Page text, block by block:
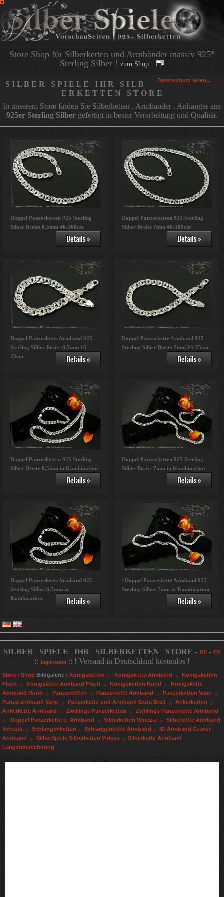
Store Shop für Silberketten und Armbänder massiv 925er
Sterling Silber ! zum Shop _
Datenschutz lesen...
S I L B E R S P I E L E I H R S I L B
E R K E T T E N S T O R E
In unserem Store finden Sie Silberketten . Armbänder . Anhänger aus
925er Sterling Silbergefertigt in bester Verarbeitung und Qualität.
Doppel Panzerketten 925 Sterling
Silber Breite 8,5mm 40-100cm
Doppel Panzerketten 925 Sterling
Silber Breite 7mm 40-100cm
Doppel Panzerkette Armband 925
Sterling Silber Breite 8,5mm 16-
25cm
Doppel Panzerkette Armband 925
Sterling Silber Breite 7mm 16-25cm
Doppel Panzerketten 925 Sterling
Silber Breite 8,5mm in Kombination
Doppel Panzerketten 925 Sterling
Silber Breite 7mm in Kombination
Doppel Panzerkette Armband 925
Sterling Silber 8,5mm in
Kombination
>Doppel Panzerkette Armband 925
Sterling Silber 7mm in Kombination
SILBER SPIELE IHR SILBERKETTEN STORE - DE- EN
:: Impressum:: ! Versand in Deutschland kostenlos !
Store / Shop Bildgalerie : Königsketten Königskette Armband
Königsketten
Flach
Königskette Armband Flach Königsketten Rund
Königskette
Armband Rund
Panzerketten Panzerkette Armband
Panzerketten Vario
Panzerarmband Vario
Panzerkette und Armband Extra Breit
Ankerketten
Ankerkette Armband
Zwillings Panzerketten
Zwillings Panzerkette Armband
Doppel Panzerkette u. Armband
Silberketten Venezia
Silberkette Armband
Venezia
Schlangenketten Schlangenkette Armband
ID-Armband Gravur-
Armband
SilberSpiele Silberketten Videos
Silberkette Armband
Längenberechnung